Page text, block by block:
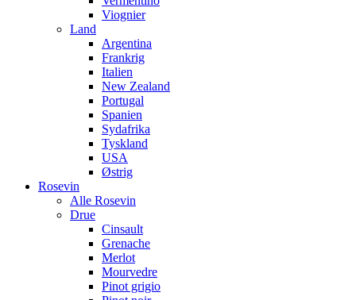
Viognier
Land
Argentina
Frankrig
Italien
New Zealand
Portugal
Spanien
Sydafrika
Tyskland
USA
Østrig
Rosevin
Alle Rosevin
Drue
Cinsault
Grenache
Merlot
Mourvedre
Pinot grigio